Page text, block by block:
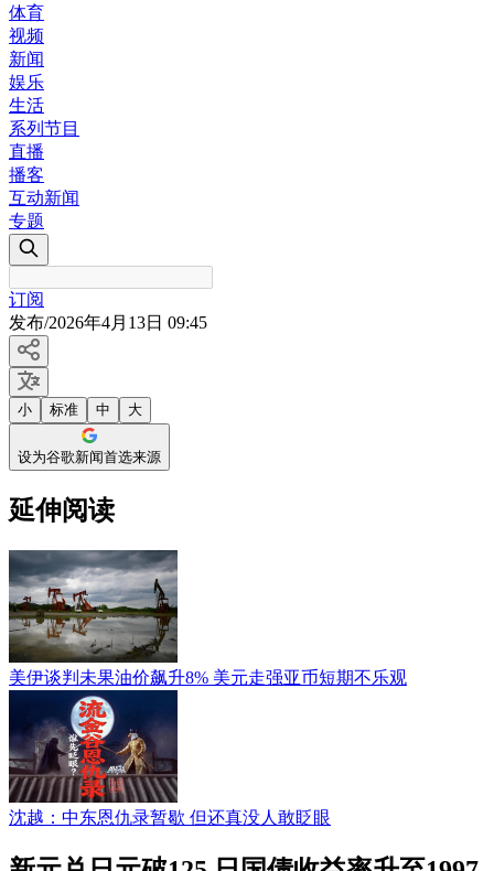
体育
视频
新闻
娱乐
生活
系列节目
直播
播客
互动新闻
专题
订阅
发布/2026年4月13日 09:45
小 标准 中 大
设为谷歌新闻首选来源
延伸阅读
美伊谈判未果油价飙升8% 美元走强亚币短期不乐观
沈越：中东恩仇录暂歇 但还真没人敢眨眼